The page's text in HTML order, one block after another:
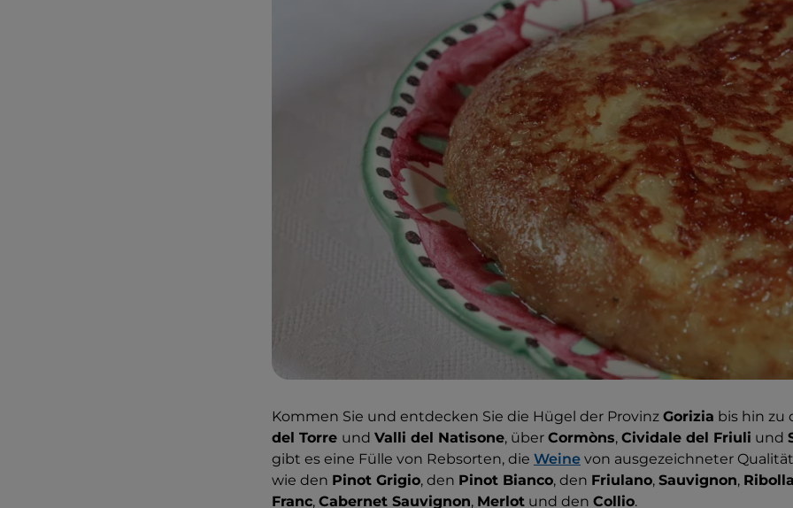
Kommen Sie und entdecken Sie die Hügel der Provinz Gorizia bis hin zu
del Torre und Valli del Natisone, über Cormòns, Cividale del Friuli und
gibt es eine Fülle von Rebsorten, die Weine von ausgezeichneter
wie den Pinot Grigio, den Pinot Bianco, den Friulano, Sauvignon,
Franc, Cabernet Sauvignon, Merlot und den Collio.